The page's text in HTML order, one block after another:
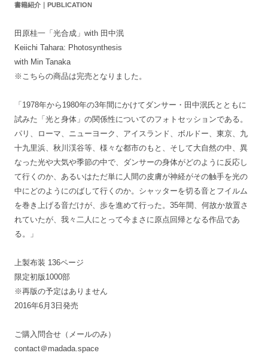
書籍紹介｜PUBLICATION
田原桂一「光合成」with 田中泯
Keiichi Tahara: Photosynthesis
with Min Tanaka
※こちらの商品は完売となりました。
「1978年から1980年の3年間にかけてダンサー・田中泯氏とともに
試みた「光と身体」の関係性についてのフォトセッションである。
パリ、ローマ、ニューヨーク、アイスランド、ボルドー、東京、九
十九里浜、秋川渓谷等、様々な都市のもと、そして大自然の中、異
なった光や大気や季節の中で、ダンサーの身体がどのように反応し
て行くのか、あるいはただ単に人間の皮膚が神経がその触手を光の
中にどのようにのばして行くのか。シャッターを切る音とフイルム
を巻き上げる音だけが、歩を進めて行った。35年間、何故か放置さ
れていたが、我々二人にとって今まさに原点回帰となる作品であ
る。」
上製布装 136ページ
限定初版1000部
※再版の予定はありません
2016年6月3日発売
ご購入問合せ（メールのみ）
contact＠madada.space